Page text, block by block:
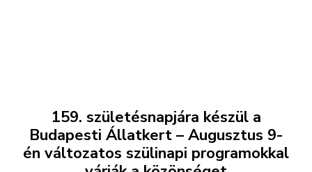
159. születésnapjára készül a
Budapesti Állatkert – Augusztus 9-
én változatos szülinapi programokkal